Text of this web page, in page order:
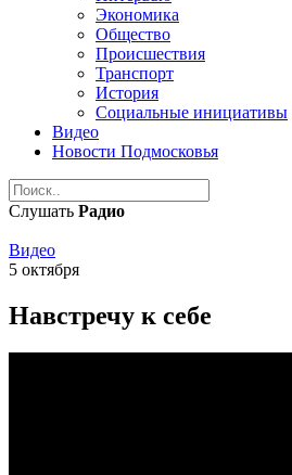
Экономика
Общество
Происшествия
Транспорт
История
Социальные инициативы
Видео
Новости Подмосковья
Слушать Радио
Видео
5 октября
Навстречу к себе